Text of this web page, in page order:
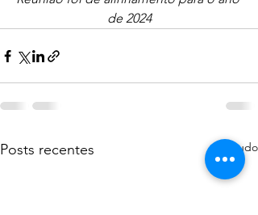
de 2024
Posts recentes Ver tudo